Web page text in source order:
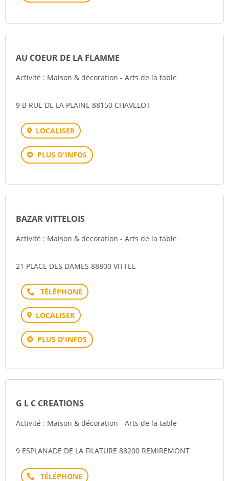
AU COEUR DE LA FLAMME
Activité : Maison & décoration - Arts de la table
9 B RUE DE LA PLAINE 88150 CHAVELOT
LOCALISER
PLUS D'INFOS
BAZAR VITTELOIS
Activité : Maison & décoration - Arts de la table
21 PLACE DES DAMES 88800 VITTEL
Téléphone
LOCALISER
PLUS D'INFOS
G L C CREATIONS
Activité : Maison & décoration - Arts de la table
9 ESPLANADE DE LA FILATURE 88200 REMIREMONT
Téléphone